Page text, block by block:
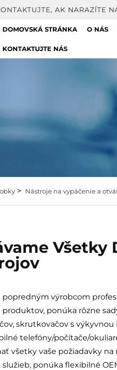
AK NARAZÍTE
DOMOVSKÁ STRÁNKA O NÁS
KONTAKTUJTE NÁS
> Nástroje na vypáčenie a
Všetky
popredným výrobcom
produktov, ponúka rôzne
skrutkovačov s
telefóny/počítače/
všetky vaše požiadavky na
služieb, ponúka flexibilné